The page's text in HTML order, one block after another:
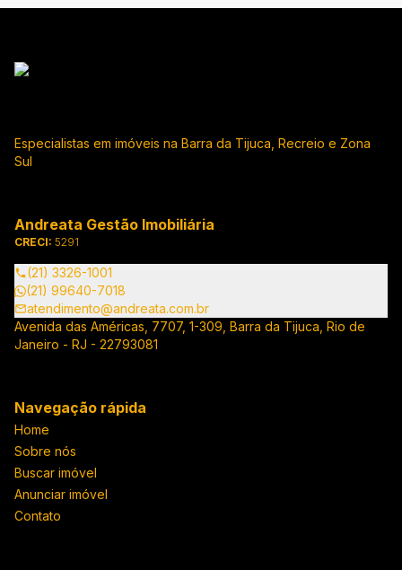
Especialistas em imóveis na Barra da Tijuca, Recreio e Zona
Sul
Andreata Gestão Imobiliária
CRECI: 5291
(21) 3326-1001
(21) 99640-7018
atendimento@andreata.com.br
Avenida das Américas, 7707, 1-309, Barra da Tijuca, Rio de
Janeiro - RJ - 22793081
Navegação rápida
Home
Sobre nós
Buscar imóvel
Anunciar imóvel
Contato